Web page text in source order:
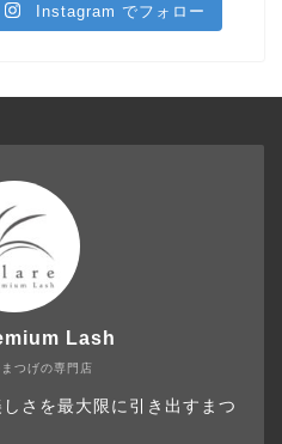
Instagram でフォロー
つげの専門店
Lash
さを最大限に引き出すまつ